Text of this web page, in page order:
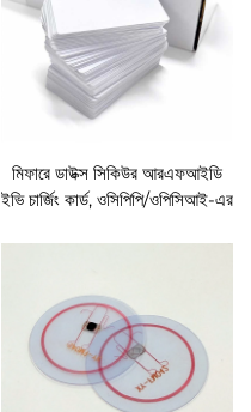
মিফারে ডাউক্স সিকিউর আরএফআইডি
ইভি চার্জিং কার্ড, ওসিপিপি/ওপিসিআই-এর